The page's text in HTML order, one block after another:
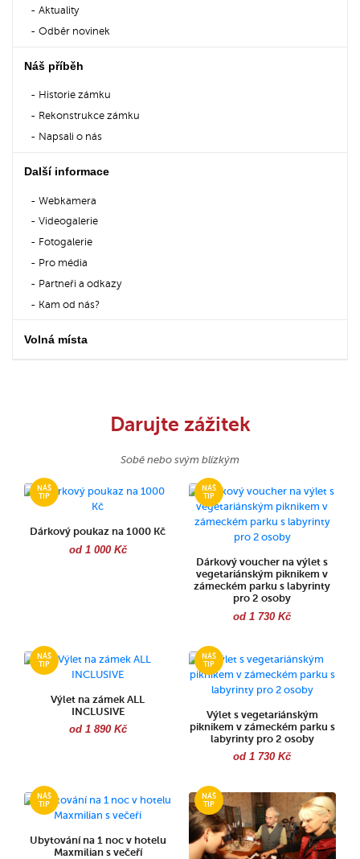
Aktuality
Odběr novinek
Náš příběh
Historie zámku
Rekonstrukce zámku
Napsali o nás
Další informace
Webkamera
Videogalerie
Fotogalerie
Pro média
Partneři a odkazy
Kam od nás?
Volná místa
Darujte zážitek
Sobě nebo svým blízkým
Dárkový poukaz na 1000 Kč
od 1 000 Kč
Dárkový voucher na výlet s
vegetariánským piknikem v
zámeckém parku s labyrinty
pro 2 osoby
od 1 730 Kč
Výlet na zámek ALL
INCLUSIVE
od 1 890 Kč
Výlet s vegetariánským
piknikem v zámeckém parku s
labyrinty pro 2 osoby
od 1 730 Kč
Ubytování na 1 noc v hotelu
Maxmilian s večeří